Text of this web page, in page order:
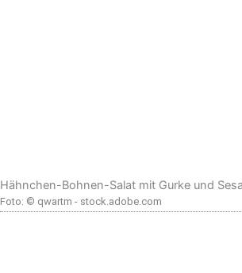
Hähnchen-Bohnen-Salat mit Gurke und
Foto: © qwartm - stock.adobe.com